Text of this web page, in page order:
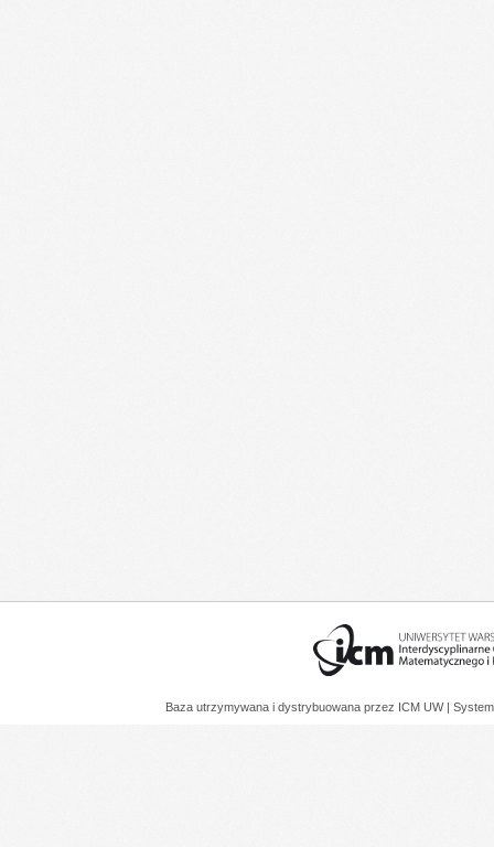
Baza utrzymywana i dystrybuowana przez ICM UW |